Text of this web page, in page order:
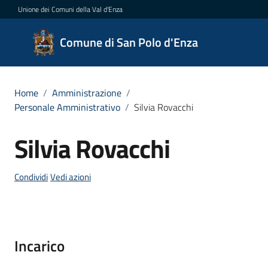
Vai al contenuto
Vai alla navigazione
Vai al footer
Unione dei Comuni della Val d'Enza
Comune di San Polo d'Enza
Comune
di San
d'Enza
Amministrazione
Menu selezionato
Novità
Vivere
Home / Amministrazione /
Personale Amministrativo / Silvia Rovacchi
Salta al contenuto
Silvia Rovacchi
CondividiVedi azioni
Incarico